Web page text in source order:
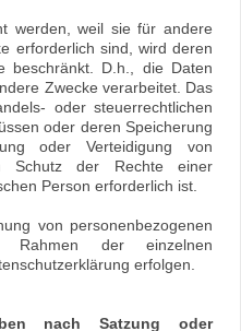
werden, weil sie für andere
erforderlich sind, wird deren
beschränkt. D.h., die Daten
Zwecke verarbeitet. Das
oder steuerrechtlichen
oder deren Speicherung
oder Verteidigung von
Schutz der Rechte einer
Person erforderlich ist.
von personenbezogenen
der einzelnen
erfolgen.
nach Satzung oder